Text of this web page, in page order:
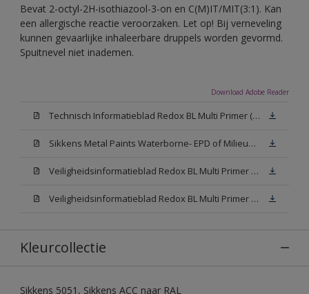
Bevat 2-octyl-2H-isothiazool-3-on en C(M)IT/MIT(3:1). Kan
een allergische reactie veroorzaken. Let op! Bij verneveling
kunnen gevaarlijke inhaleerbare druppels worden gevormd.
Spuitnevel niet inademen.
Download Adobe Reader
Technisch Informatieblad Redox BL Multi Primer (PDF)
Sikkens Metal Paints Waterborne- EPD of Milieuproductverklaring
Veiligheidsinformatieblad Redox BL Multi Primer W05 (MSDS)
Veiligheidsinformatieblad Redox BL Multi Primer N00 (MSDS)
Kleurcollectie
Sikkens 5051, Sikkens ACC naar RAL